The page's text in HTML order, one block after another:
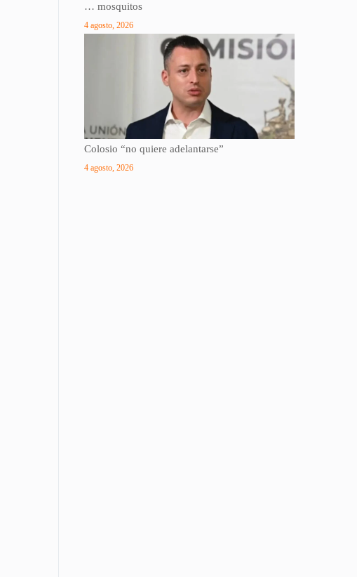
… mosquitos
4 agosto, 2026
Colosio “no quiere adelantarse”
4 agosto, 2026